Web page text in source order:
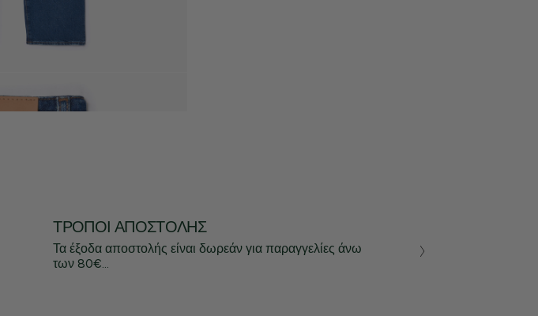
ΤΡΌΠΟΙ ΑΠΟΣΤΟΛΉΣ
Τα έξοδα αποστολής είναι δωρεάν για παραγγελίες άνω
των 80€...